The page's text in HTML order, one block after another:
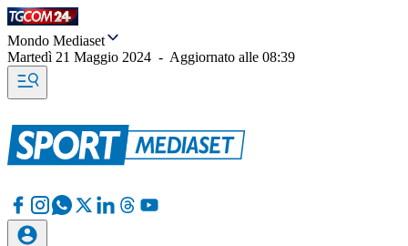
Mondo Mediaset
Martedì 21 Maggio 2024 - Aggiornato alle 08:39